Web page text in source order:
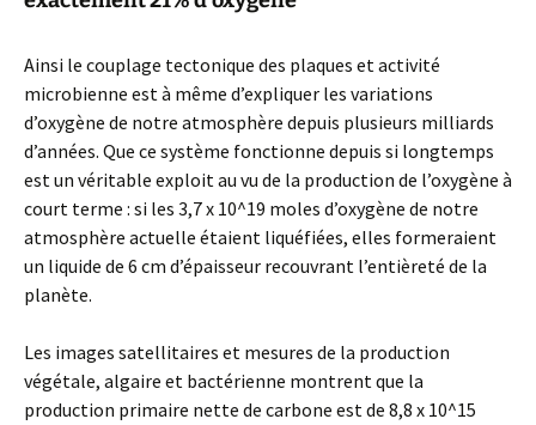
Ainsi le couplage tectonique des plaques et activité
microbienne est à même d’expliquer les variations
d’oxygène de notre atmosphère depuis plusieurs milliards
d’années. Que ce système fonctionne depuis si longtemps
est un véritable exploit au vu de la production de l’oxygène à
court terme : si les 3,7 x 10^19 moles d’oxygène de notre
atmosphère actuelle étaient liquéfiées, elles formeraient
un liquide de 6 cm d’épaisseur recouvrant l’entièreté de la
planète.
Les images satellitaires et mesures de la production
végétale, algaire et bactérienne montrent que la
production primaire nette de carbone est de 8,8 x 10^15